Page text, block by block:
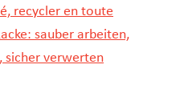
recycler en toute
sauber arbeiten,
sicher verwerten